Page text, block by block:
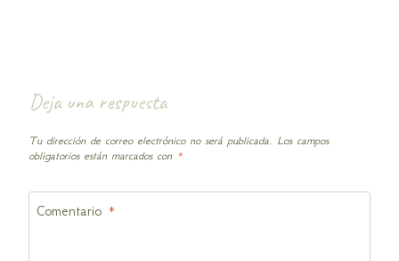
Deja una respuesta
Tu dirección de correo electrónico no será publicada.
Los campos
obligatorios están marcados con *
Comentario *